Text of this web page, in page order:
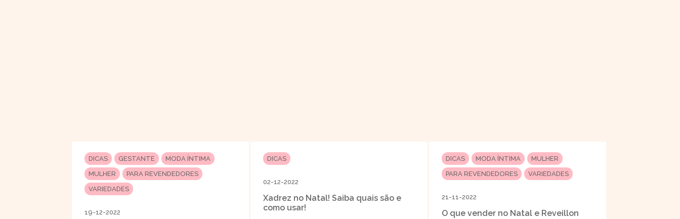
DICAS GESTANTE
MODA ÍNTIMA
MULHER
PARA REVENDEDORES
VARIEDADES
19-12-2022
DICAS
02-12-2022
Xadrez no Natal! Saiba quais são e
como usar!
DICAS MODA ÍNTIMA
MULHER
PARA REVENDEDORES
VARIEDADES
21-11-2022
O que vender no Natal e Reveillon